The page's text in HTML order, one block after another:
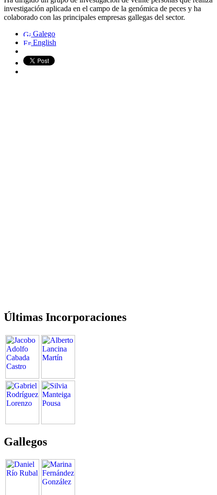
investigación aplicada en el campo de la genómica de peces y ha
colaborado con las principales empresas gallegas del sector.
Galego
English
Últimas Incorporaciones
Gallegos